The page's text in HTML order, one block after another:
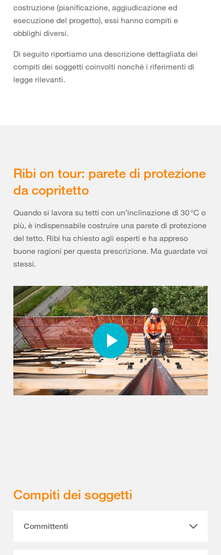
costruzione (pianificazione, aggiudicazione ed
esecuzione del progetto), essi hanno compiti e
obblighi diversi.
Di seguito riportiamo una descrizione dettagliata dei
compiti dei soggetti coinvolti nonché i riferimenti di
legge rilevanti.
Ribi on tour: parete di protezione
da copritetto
Quando si lavora su tetti con un’inclinazione di 30 °C o
più, è indispensabile costruire una parete di protezione
del tetto. Ribi ha chiesto agli esperti e ha appreso
buone ragioni per questa prescrizione. Ma guardate voi
stessi.
Compiti dei soggetti
Committenti